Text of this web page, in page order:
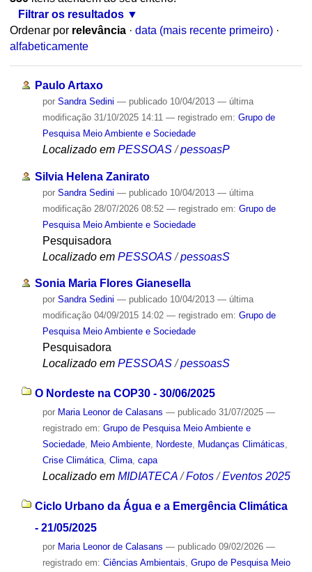
Filtrar os resultados
Ordenar por relevância · data (mais recente primeiro) ·
alfabeticamente
Paulo Artaxo
por Sandra Sedini — publicado10/04/2013 — última
modificação31/10/2025 14:11 — registrado em: Grupo de
Pesquisa Meio Ambiente e Sociedade
Localizado em PESSOAS /pessoasP
Silvia Helena Zanirato
por Sandra Sedini — publicado10/04/2013 — última
modificação28/07/2026 08:52 — registrado em: Grupo de
Pesquisa Meio Ambiente e Sociedade
Pesquisadora
Localizado em PESSOAS /pessoasS
Sonia Maria Flores Gianesella
por Sandra Sedini — publicado10/04/2013 — última
modificação04/09/2015 14:02 — registrado em: Grupo de
Pesquisa Meio Ambiente e Sociedade
Pesquisadora
Localizado em PESSOAS /pessoasS
O Nordeste na COP30 - 30/06/2025
por Maria Leonor de Calasans — publicado31/07/2025 —
registrado em: Grupo de Pesquisa Meio Ambiente e
Sociedade, Meio Ambiente, Nordeste, Mudanças Climáticas,
Crise Climática, Clima, capa
Localizado em MIDIATECA /Fotos /Eventos 2025
Ciclo Urbano da Água e a Emergência Climática
- 21/05/2025
por Maria Leonor de Calasans — publicado09/02/2026 —
registrado em: Ciências Ambientais Grupo de Pesquisa Meio